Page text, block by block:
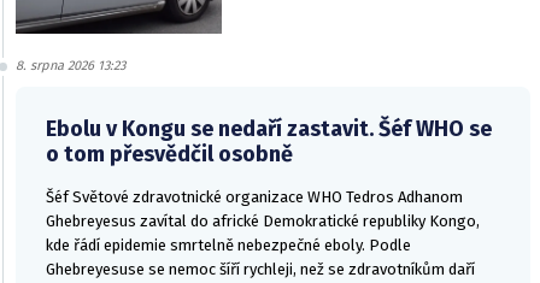
8. srpna 2026 13:23
Ebolu v Kongu se nedaří zastavit. Šéf WHO se
o tom přesvědčil osobně
Šéf Světové zdravotnické organizace WHO Tedros Adhanom
Ghebreyesus zavítal do africké Demokratické republiky Kongo,
kde řádí epidemie smrtelně nebezpečné eboly. Podle
Ghebreyesuse se nemoc šíří rychleji, než se zdravotníkům daří